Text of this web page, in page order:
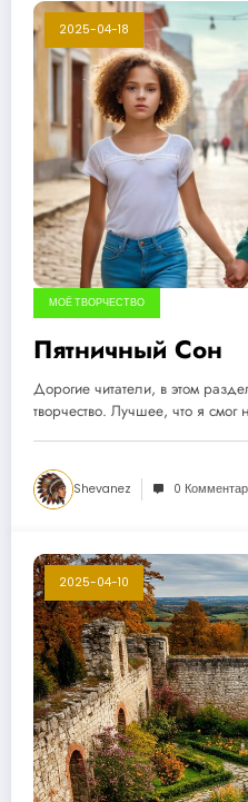
2025-04-18
МОЁ ТВОРЧЕСТВО
Пятничный Сон
Дорогие читатели, в этом
творчество. Лучшее, что я смог
Shevanez 0
2025-04-10